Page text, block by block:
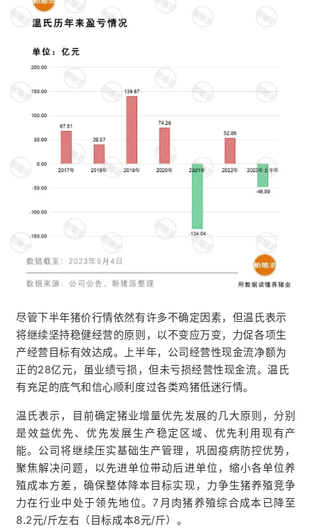
尽管下半年猪价行情依然有许多不确定因素，但温氏表示
将继续坚持稳健经营的原则，以不变应万变，力促各项生
产经营目标有效达成。上半年，公司经营性现金流净额为
正的28亿元，虽业绩亏损，但未亏损经营性现金流。温氏
有充足的底气和信心顺利度过各类鸡猪低迷行情。
温氏表示，目前确定猪业增量优先发展的几大原则，分别
是效益优先、优先发展生产稳定区域、优先利用现有产
能。公司将继续压实基础生产管理，巩固疫病防控优势，
聚焦解决问题，以先进单位带动后进单位，缩小各单位养
殖成本方差，确保整体降本目标实现，力争生猪养殖竞争
力在行业中处于领先地位。7月肉猪养殖综合成本已降至
8.2元/斤左右（目标成本8元/斤）。